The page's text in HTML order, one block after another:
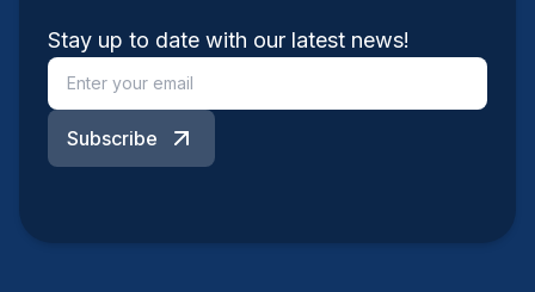
Stay up to date with our latest news!
Subscribe